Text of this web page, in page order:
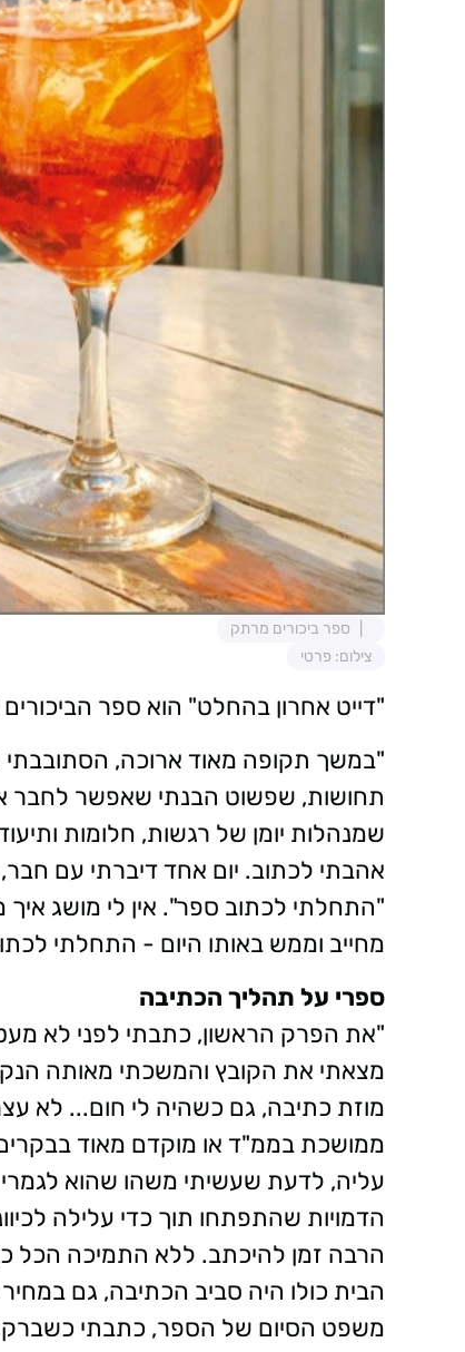
ספר ביכורים מרתק
צילום: פרטי
"דייט אחרון בהחלט" הוא ספר
"במשך תקופה מאוד ארוכה, הסתובבתי
תחושות, שפשוט הבנתי שאפשר לחבר
שמנהלות יומן של רגשות, חלומות
אהבתי לכתוב. יום אחד דיברתי עם
"התחלתי לכתוב ספר". אין לי מושג
מחייב וממש באותו היום - התחלתי
ספרי על תהליך הכתיבה
"את הפרק הראשון, כתבתי לפני לא מעט
מצאתי את הקובץ והמשכתי מאותה
מוזת כתיבה, גם כשהיה לי חום... לא
ממושכת בממ"ד או מוקדם מאוד
עליה, לדעת שעשיתי משהו שהוא
הדמויות שהתפתחו תוך כדי עלילה
הרבה זמן להיכתב. ללא התמיכה
הבית כולו היה סביב הכתיבה, גם